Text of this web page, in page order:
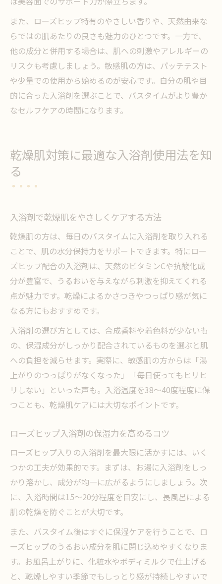
また、ローズヒップ特有のやさしい香りや、天然由来な
らではの肌あたりの良さも魅力のひとつです。一方で、
他の成分と併用する場合は、肌への刺激やアレルギーの
リスクも考慮しましょう。敏感肌の方は、パッチテスト
や少量での使用から始めるのが安心です。自分の肌や目
的に合った入浴剤を選ぶことで、バスタイムがより豊か
なセルフケアの時間になります。
乾燥肌対策に最適な入浴剤使用法を知
る
入浴剤で乾燥肌をやさしくケアする方法
乾燥肌の方は、毎日のバスタイムに入浴剤を取り入れる
ことで、肌の水分保持力をサポートできます。特にロー
ズヒップ配合の入浴剤は、天然のビタミンCや抗酸化成
分が豊富で、うるおいを与えながら刺激を抑えてくれる
点が魅力です。乾燥によるかさつきやつっぱり感が気に
なる方にもおすすめです。
入浴剤の選び方としては、合成香料や着色料が少ないも
の、保湿成分がしっかり配合されているものを選ぶと肌
への負担を減らせます。実際に、敏感肌の方からは「湯
上がりのつっぱりがなくなった」「毎日使ってもヒリヒ
リしない」といった声も。入浴温度を38～40度程度に保
つことも、乾燥肌ケアには大切なポイントです。
ローズヒップ入浴剤の保湿力を高めるコツ
ローズヒップ入りの入浴剤を最大限に活かすには、いく
つかの工夫が効果的です。まずは、お湯に入浴剤をしっ
かり溶かし、成分が均一に広がるようにしましょう。次
に、入浴時間は15～20分程度を目安にし、長風呂による
肌の乾燥を防ぐことが大切です。
また、バスタイム後はすぐに保湿ケアを行うことで、ロ
ーズヒップのうるおい成分を肌に閉じ込めやすくなりま
す。お風呂上がりに、化粧水やボディミルクで仕上げる
と、乾燥しやすい季節でもしっとり感が持続しやすいで